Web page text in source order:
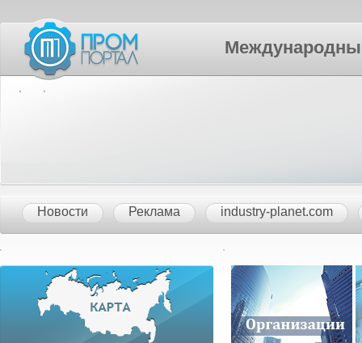
Международный
Новости Реклама industry-planet.com